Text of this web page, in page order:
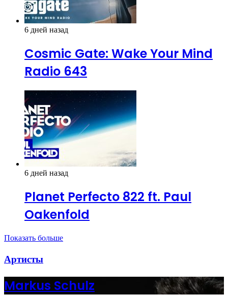
6 дней назад
Cosmic Gate: Wake Your Mind
Radio 643
6 дней назад
Planet Perfecto 822 ft. Paul
Oakenfold
Показать больше
Артисты
Markus Schulz